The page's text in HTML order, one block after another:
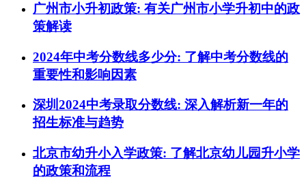
广州市小升初政策: 有关广州市小学升初中的政
策解读
2024年中考分数线多少分: 了解中考分数线的
重要性和影响因素
深圳2024中考录取分数线: 深入解析新一年的
招生标准与趋势
北京市幼升小入学政策: 了解北京幼儿园升小学
的政策和流程